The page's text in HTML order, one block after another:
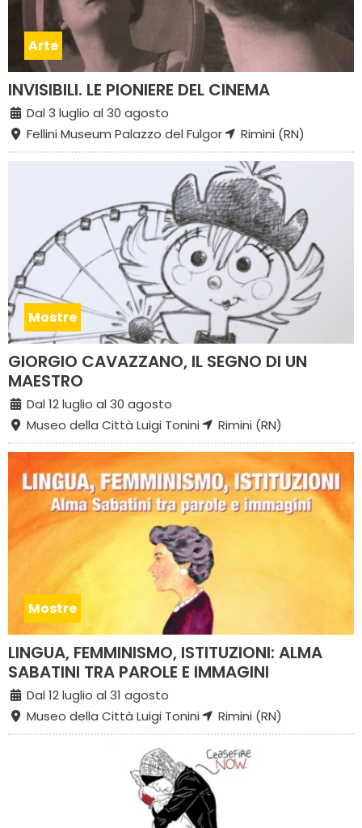
Arte
INVISIBILI. LE PIONIERE DEL CINEMA
Dal 3 luglio al 30 agosto
Fellini Museum Palazzo del Fulgor
Rimini (RN)
Mostre
GIORGIO CAVAZZANO, IL SEGNO DI UN
MAESTRO
Dal 12 luglio al 30 agosto
Museo della Città Luigi Tonini
Rimini (RN)
Mostre
LINGUA, FEMMINISMO, ISTITUZIONI: ALMA
SABATINI TRA PAROLE E IMMAGINI
Dal 12 luglio al 31 agosto
Museo della Città Luigi Tonini
Rimini (RN)